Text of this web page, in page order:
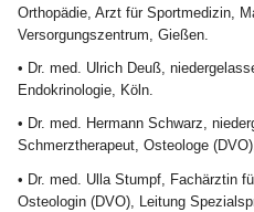
Orthopädie, Arzt für Sportmedizin,
Versorgungszentrum, Gießen.
• Dr. med. Ulrich Deuß,
Endokrinologie, Köln.
• Dr. med. Hermann Schwarz,
Schmerztherapeut, Osteologe
• Dr. med. Ulla Stumpf, Fachärztin
Osteologin (DVO), Leitung